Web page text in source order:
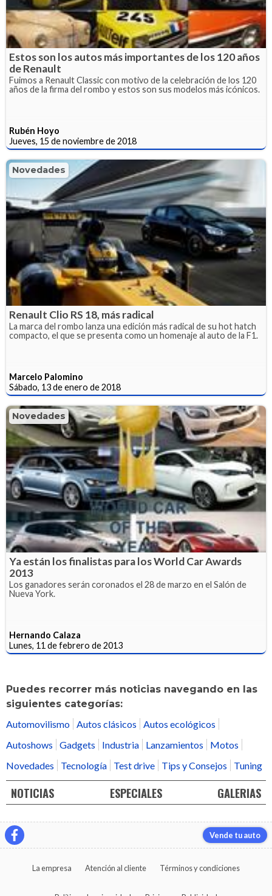
Estos son los autos más importantes de los 120 años
de Renault
Fuimos a Renault Classic con motivo de la celebración de los 120
años de la firma del rombo y estos son sus modelos más icónicos.
Rubén Hoyo
Jueves, 15 de noviembre de 2018
Novedades
Renault Clio RS 18, más radical
La marca del rombo lanza una edición más radical de su hot hatch
compacto, el que se presenta como un homenaje al auto de la F1.
Marcelo Palomino
Sábado, 13 de enero de 2018
Novedades
Ya están los finalistas para los World Car Awards
2013
Los ganadores serán coronados el 28 de marzo en el Salón de
Nueva York.
Hernando Calaza
Lunes, 11 de febrero de 2013
Puedes recorrer más noticias navegando en las
siguientes categorías:
Automovilismo Autos clásicos
Autos ecológicos
Autoshows
Gadgets Industria Lanzamientos
Motos
Novedades
Tecnología Test drive Tips y Consejos Tuning
NOTICIAS ESPECIALES GALERIAS
Vende tu auto
La empresa Atención al cliente Términos y condiciones